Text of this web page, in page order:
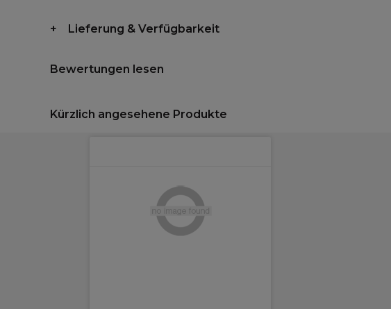
Lieferung & Verfügbarkeit
Bewertungen lesen
Kürzlich angesehene Produkte